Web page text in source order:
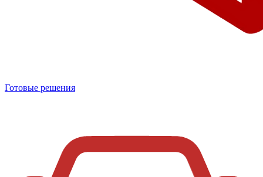
Готовые решения